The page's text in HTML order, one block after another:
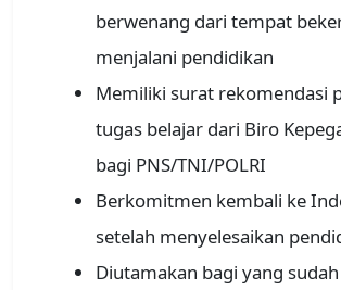
berwenang dari tempat
menjalani pendidikan
Memiliki surat rekomendasi
tugas belajar dari Biro
bagi PNS/TNI/POLRI
Berkomitmen kembali ke
setelah menyelesaikan
Diutamakan bagi yang